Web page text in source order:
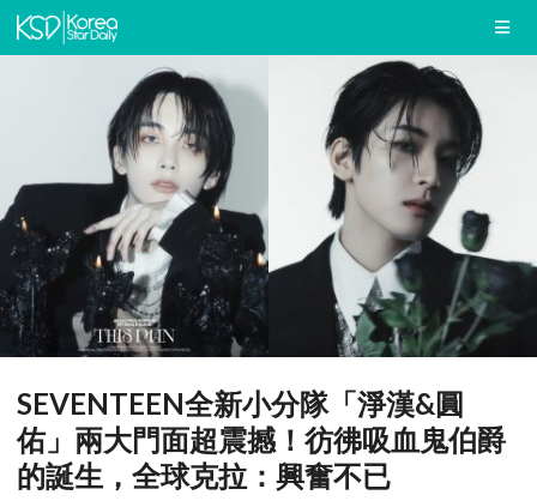
SEVENTEEN全新小分隊「淨漢&圓
佑」兩大門面超震撼！彷彿吸血鬼伯爵
的誕生，全球克拉：興奮不已